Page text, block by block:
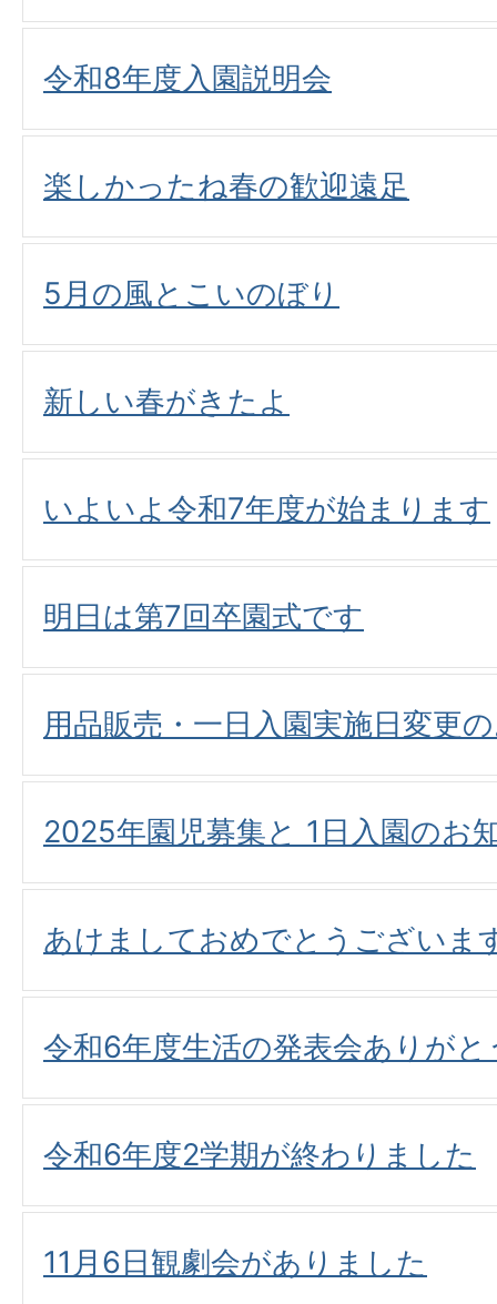
令和8年度入園説明会
楽しかったね春の歓迎遠足
5月の風とこいのぼり
新しい春がきたよ
いよいよ令和7年度が始まります
明日は第7回卒園式です
用品販売・一日入園実施日変更
2025年園児募集と 1日入園のお
あけましておめでとうございま
令和6年度生活の発表会ありが
令和6年度2学期が終わりました
11月6日観劇会がありました